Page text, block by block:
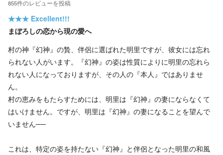
855件のレビューを投稿
★★★ Excellent!!!
まぼろしの恋から現の愛へ
村の神『幻神』の贄、伴侶に選ばれた明里ですが、彼女には忘れ
られない人がいます。『幻神』の姿は性質によりに明里の忘れら
れない人になっておりますが、その人の『本人』ではありませ
ん。
村の恵みをもたらすためには、明里は『幻神』の妻にならなくて
はいけません。ですが、明里は『幻神』の妻になることを望んで
いません──
これは、特定の姿を持たない『幻神』と伴侶となった明里の和風